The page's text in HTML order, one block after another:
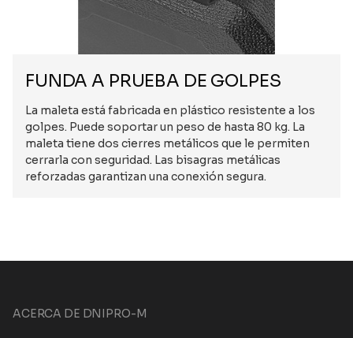
FUNDA A PRUEBA DE GOLPES
La maleta está fabricada en plástico resistente a los
golpes. Puede soportar un peso de hasta 80 kg. La
maleta tiene dos cierres metálicos que le permiten
cerrarla con seguridad. Las bisagras metálicas
reforzadas garantizan una conexión segura.
ACERCA DE DNIPRO-M